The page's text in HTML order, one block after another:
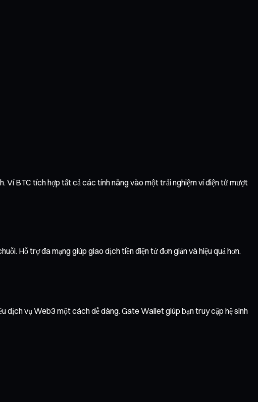
Ví BTC tích hợp tất cả các tính năng vào một trải nghiệm ví điện tử mượt
Hỗ trợ đa mạng giúp giao dịch tiền điện tử đơn giản và hiệu quả hơn.
dịch vụ Web3 một cách dễ dàng. Gate Wallet giúp bạn truy cập hệ sinh